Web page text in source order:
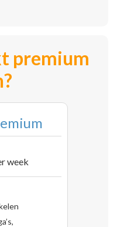
premium
week